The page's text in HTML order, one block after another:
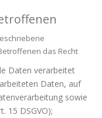
das Recht
Daten verarbeitet
Daten, auf
sowie
15 DSGVO);